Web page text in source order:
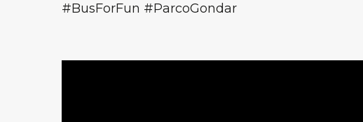
#BusForFun #ParcoGondar